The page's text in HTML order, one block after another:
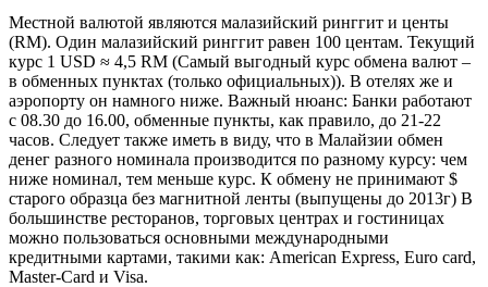
Местной валютой являются малазийский ринггит и центы
(RM). Один малазийский ринггит равен 100 центам. Текущий
курс 1 USD ≈ 4,5 RM (Самый выгодный курс обмена валют –
в обменных пунктах (только официальных)). В отелях же и
аэропорту он намного ниже. Важный нюанс: Банки работают
с 08.30 до 16.00, обменные пункты, как правило, до 21-22
часов. Следует также иметь в виду, что в Малайзии обмен
денег разного номинала производится по разному курсу: чем
ниже номинал, тем меньше курс. К обмену не принимают $
старого образца без магнитной ленты (выпущены до 2013г) В
большинстве ресторанов, торговых центрах и гостиницах
можно пользоваться основными международными
кредитными картами, такими как: American Express, Euro card,
Master-Card и Visa.